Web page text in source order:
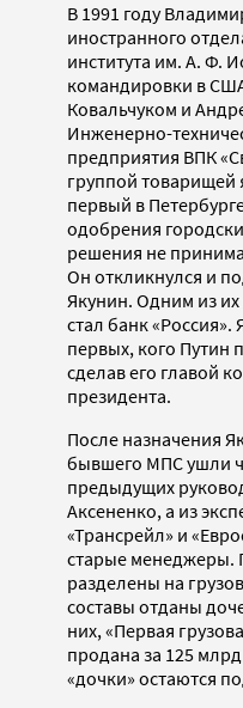
В 1991 году
иностранного
института им. А. Ф.
командировки в
Ковальчуком и
Инженерно-
предприятия ВПК
группой товарищей
первый в
одобрения
решения не
Он откликнулся и
Якунин. Одним из
стал банк
первых, кого Путин
сделав его главой
президента.
После назначения
бывшего МПС ушли
предыдущих
Аксененко, а из
«Трансрейл» и
старые менеджеры.
разделены на
составы отданы
них, «Первая
продана за 125
«дочки» остаются